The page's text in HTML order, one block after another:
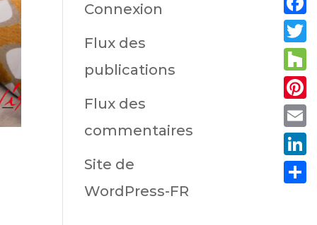
Connexion
Flux des
publications
Flux des
commentaires
Site de
WordPress-FR